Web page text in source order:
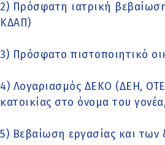
2) Πρόσφατη ιατρική
ΚΔΑΠ)
3) Πρόσφατο πιστοποιητικό
4) Λογαριασμός ΔΕΚΟ (ΔΕΗ,
κατοικίας στο όνομα του
5) Βεβαίωση εργασίας και